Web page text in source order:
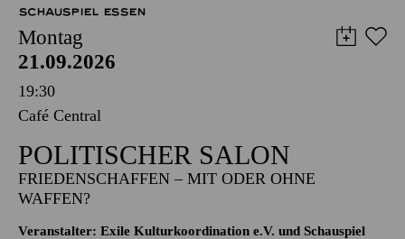
SCHAUSPIEL ESSEN
Montag
21.09.2026
19:30
Café Central
POLITISCHER SALON
FRIEDENSCHAFFEN – MIT ODER OHNE
WAFFEN?
Veranstalter: Exile Kulturkoordination e.V. und Schauspiel